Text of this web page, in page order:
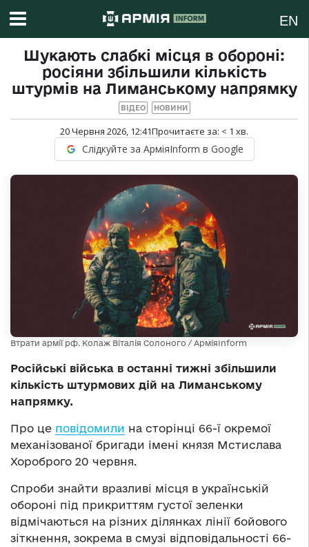
EN
Шукають слабкі місця в обороні:
росіяни збільшили кількість
штурмів на Лиманському напрямку
ВІДЕО НОВИНИ
20 Червня 2026, 12:41Прочитаєте за: < 1 хв.
Слідкуйте за АрміяInform в Google
Втрати армії рф. Колаж Віталія Солоного / АрміяInform
Російські війська в останні тижні збільшили
кількість штурмових дій на Лиманському
напрямку.
Про це повідомили на сторінці 66-ї окремої
механізованої бригади імені князя Мстислава
Хороброго 20 червня.
Спроби знайти вразливі місця в українській
обороні під прикриттям густої зеленки
відмічаються на різних ділянках лінії бойового
зіткнення, зокрема в смузі відповідальності 66-